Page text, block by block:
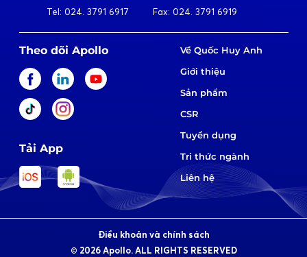
Tel: 024. 3791 6917 Fax: 024. 3791 6919
Theo dõi Apollo
Tải App
Về Quốc Huy Anh
Giới thiệu
Sản phẩm
CSR
Tuyển dụng
Tri thức ngành
Liên hệ
© 2026 Apollo. ALL RIGHTS RESERVED
Điều khoản và chính sách